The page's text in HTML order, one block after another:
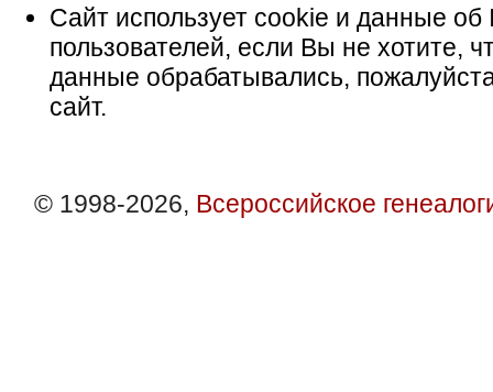
Сайт использует cookie и данные об
пользователей, если Вы не хотите,
данные обрабатывались,
сайт.
© 1998-2026, Всероссийское